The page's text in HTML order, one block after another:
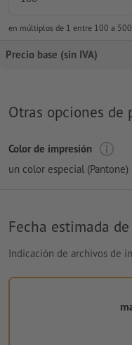
en múltiplos de 1 entre 100 a
Precio base (sin IVA)
Otras opciones de
Color de impresión
un color especial (Pantone)
Fecha estimada
Indicación de archivos de